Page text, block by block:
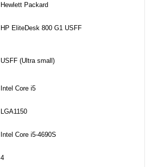
Hewlett Packard
HP EliteDesk 800 G1 USFF
USFF (Ultra small)
Intel Core i5
LGA1150
Intel Core i5-4690S
4